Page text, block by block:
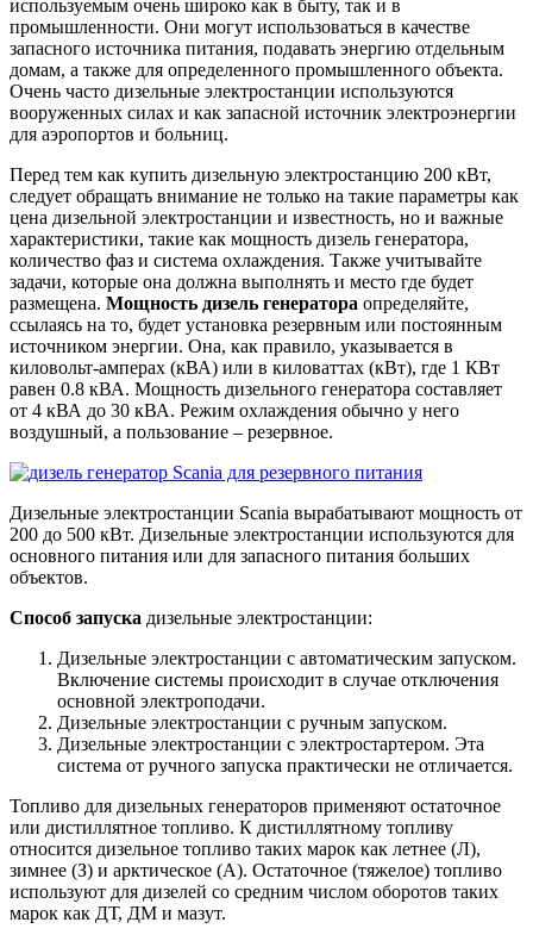
используемым очень широко как в быту, так и в
промышленности. Они могут использоваться в качестве
запасного источника питания, подавать энергию отдельным
домам, а также для определенного промышленного объекта.
Очень часто дизельные электростанции используются
вооруженных силах и как запасной источник электроэнергии
для аэропортов и больниц.
Перед тем как купить дизельную электростанцию 200 кВт,
следует обращать внимание не только на такие параметры как
цена дизельной электростанции и известность, но и важные
характеристики, такие как мощность дизель генератора,
количество фаз и система охлаждения. Также учитывайте
задачи, которые она должна выполнять и место где будет
размещена. Мощность дизель генератора определяйте,
ссылаясь на то, будет установка резервным или постоянным
источником энергии. Она, как правило, указывается в
киловольт-амперах (кВА) или в киловаттах (кВт), где 1 КВт
равен 0.8 кВА. Мощность дизельного генератора составляет
от 4 кВА до 30 кВА. Режим охлаждения обычно у него
воздушный, а пользование – резервное.
Дизельные электростанции Scania вырабатывают мощность от
200 до 500 кВт. Дизельные электростанции используются для
основного питания или для запасного питания больших
объектов.
Способ запуска дизельные электростанции:
Дизельные электростанции с автоматическим запуском.
Включение системы происходит в случае отключения
основной электроподачи.
Дизельные электростанции с ручным запуском.
Дизельные электростанции с электростартером. Эта
система от ручного запуска практически не отличается.
Топливо для дизельных генераторов применяют остаточное
или дистиллятное топливо. К дистиллятному топливу
относится дизельное топливо таких марок как летнее (Л),
зимнее (З) и арктическое (А). Остаточное (тяжелое) топливо
используют для дизелей со средним числом оборотов таких
марок как ДТ, ДМ и мазут.